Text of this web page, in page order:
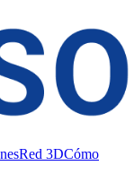
Red 3DCómo